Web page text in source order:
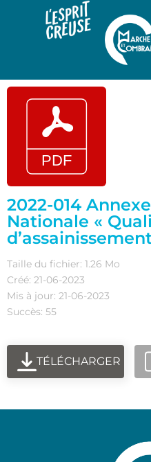
2022-014
Nationale «
Taille du fichier: 1.26 Mo
Créé: 21-06-2023
Mis à jour: 21-06-2023
Succès: 55
TÉLÉCHARGER